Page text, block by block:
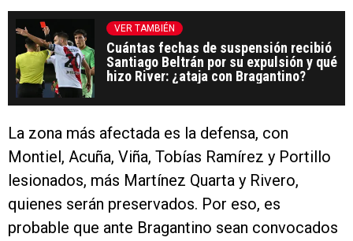
VER TAMBIÉN
Cuántas fechas de suspensión recibió
Santiago Beltrán por su expulsión y qué
hizo River: ¿ataja con Bragantino?
La zona más afectada es la defensa, con
Montiel, Acuña, Viña, Tobías Ramírez y Portillo
lesionados, más Martínez Quarta y Rivero,
quienes serán preservados. Por eso, es
probable que ante Bragantino sean convocados